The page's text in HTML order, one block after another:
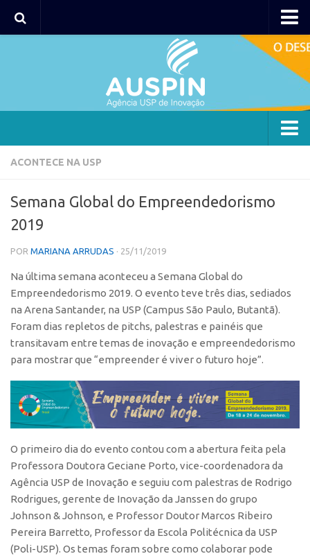
Agência
Coordenação
Polos
Polo Capital
Polo Lorena
Polo Ribeirão Preto
Polo São Carlos
Programas
Bolsa Empreendedorismo
Bolsa Startup USP
PGI-USP
Leis e Normas
Portal do Inventor
Inteligência Competitiva
Editais
ACONTECE NA USP
Semana Global do Empreendedorismo
2019
POR MARIANA ARRUDAS · 25/11/2019
Na última semana aconteceu a Semana Global do
Empreendedorismo 2019. O evento teve três dias, sediados
na Arena Santander, na USP (Campus São Paulo, Butantã).
Foram dias repletos de pitchs, palestras e painéis que
transitavam entre temas de inovação e empreendedorismo
para mostrar que “empreender é viver o futuro hoje”.
O primeiro dia do evento contou com a abertura feita pela
Professora Doutora Geciane Porto, vice-coordenadora da
Agência USP de Inovação e seguiu com palestras de Rodrigo
Rodrigues, gerente de Inovação da Janssen do grupo
Johnson & Johnson, e Professor Doutor Marcos Ribeiro
Pereira Barretto, Professor da Escola Politécnica da USP
(Poli-USP). Os temas foram sobre como colaborar pode